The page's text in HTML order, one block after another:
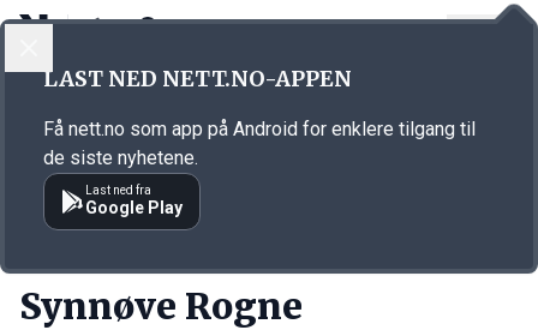
Annonsørinnhold
Synnøve Rogne
LAST NED NETT.NO-APPEN
Få nett.no som app på Android for enklere tilgang til
de siste nyhetene.
Last ned fra
Google Play